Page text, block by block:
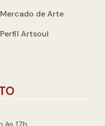
Mercado de Arte
Perfil Artsoul